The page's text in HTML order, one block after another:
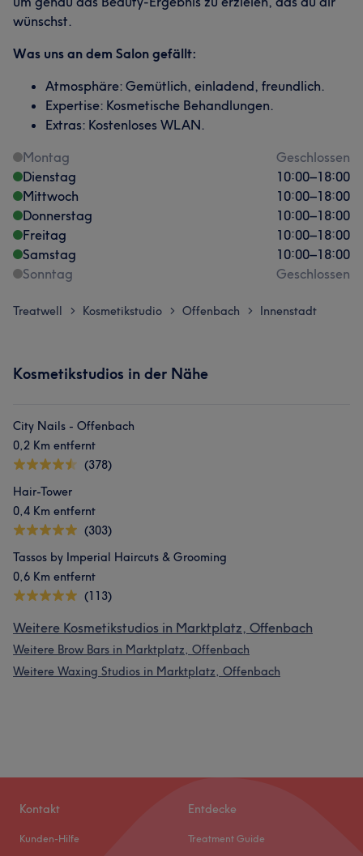
wünschst.
Was uns an dem Salon gefällt:
Atmosphäre: Gemütlich, einladend, freundlich.
Expertise: Kosmetische Behandlungen.
Extras: Kostenloses WLAN.
Montag
Geschlossen
Dienstag
10:00–18:00
Mittwoch
10:00–18:00
Donnerstag
10:00–18:00
Freitag
10:00–18:00
Samstag
10:00–18:00
Sonntag
Geschlossen
Treatwell > Kosmetikstudio > Offenbach > Innenstadt
Kosmetikstudios in der Nähe
City Nails - Offenbach
0,2 Km entfernt
(378)
Hair-Tower
0,4 Km entfernt
(303)
Tassos by Imperial Haircuts & Grooming
0,6 Km entfernt
(113)
Weitere Kosmetikstudios in Marktplatz, Offenbach
Weitere Brow Bars in Marktplatz, Offenbach
Weitere Waxing Studios in Marktplatz, Offenbach
Kontakt
Kunden-Hilfe
Entdecke
Treatment Guide